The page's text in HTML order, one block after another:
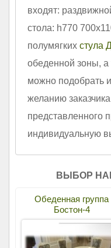
входят:
стола: h770
полумягких стула
обеденной зоны, а
можно подобрать
желанию заказчика
представленного
индивидуальную
ВЫБОР
Обеденная группа
Бостон-4